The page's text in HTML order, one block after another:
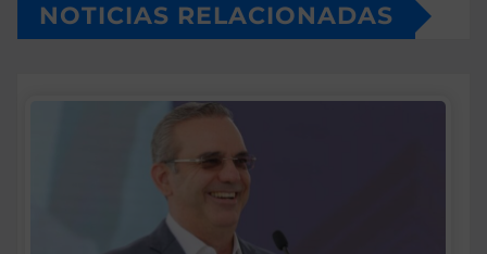
NOTICIAS RELACIONADAS